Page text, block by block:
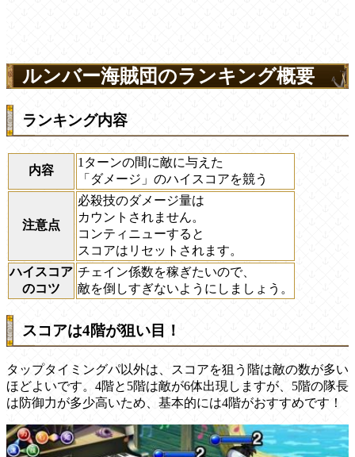
ルンバー海賊団のランキング概要
ランキング内容
内容
1ターンの間に敵に与えた
「ダメージ」のハイスコアを競う
注意点
必殺技のダメージ量は
カウントされません。
コンティニューすると
スコアはリセットされます。
ハイスコア
のコツ
チェイン係数を稼ぎたいので、
敵を倒しすぎないようにしましょう。
スコアは4階が狙い目！
タップタイミングパ以外は、スコアを狙う階は敵の数が多い
ほどよいです。4階と5階は敵が6体出現しますが、5階の隊長
は防御力が多少高いため、基本的には4階がおすすめです！